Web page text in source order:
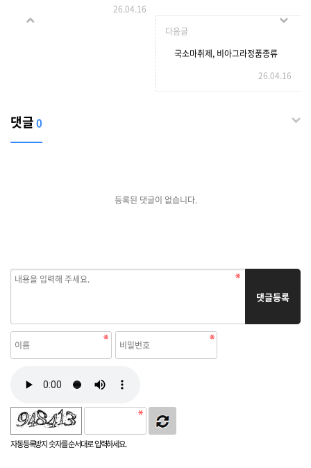
과 지속 시간 , 이용 정보 안내
26.04.16
다음글
국소마취제, 비아그라정품종류
26.04.16
댓글0
등록된 댓글이 없습니다.
자동등록방지 숫자를 순서대로 입력하세요.
댓글등록